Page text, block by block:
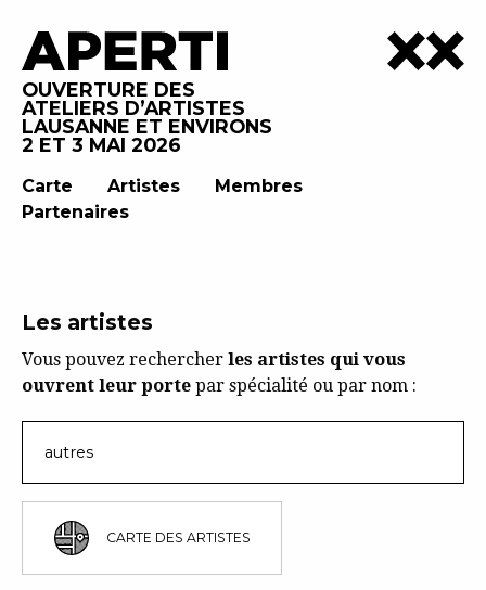
OUVERTURE DES
ATELIERS D’ARTISTES
LAUSANNE ET ENVIRONS
2 ET 3 MAI 2026
Carte Artistes
Membres
Partenaires
Les artistes
Vous pouvez rechercher les artistes qui vous
ouvrent leur porte par spécialité ou par nom :
CARTE DES ARTISTES